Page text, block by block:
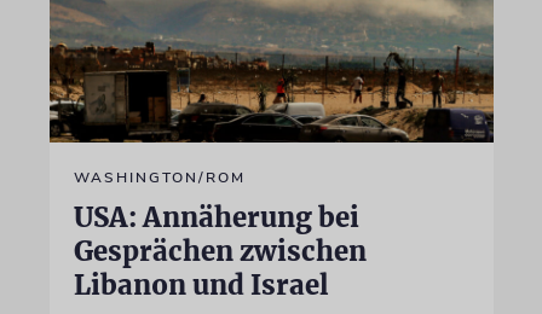
WASHINGTON/ROM
USA: Annäherung bei
Gesprächen zwischen
Libanon und Israel